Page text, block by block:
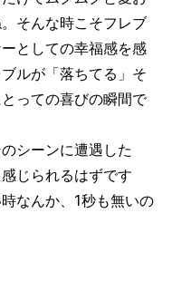
そんな時こそフレブ
としての幸福感を感
ルが「落ちてる」そ
っての喜びの瞬間で
シーンに遭遇した
じられるはずです
なんか、1秒も無いの